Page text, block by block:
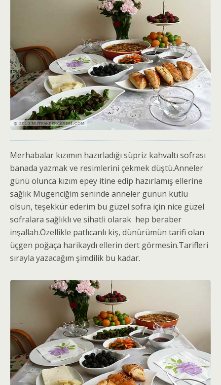
Merhabalar kızımın hazırladığı süpriz kahvaltı sofrası
banada yazmak ve resimlerini çekmek düştü.Anneler
günü olunca kızım epey itine edip hazırlamış ellerine
sağlık Mügenciğim seninde anneler günün kutlu
olsun, teşekkür ederim bu güzel sofra için nice güzel
sofralara sağlıklı ve sihatli olarak hep beraber
inşallah.Özellikle patlıcanlı kiş, dünürümün tarifi olan
üçgen poğaça harikaydı ellerin dert görmesin.Tarifleri
sırayla yazacağım şimdilik bu kadar.